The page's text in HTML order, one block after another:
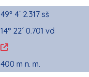
49° 4´ 2.317 sš
14° 22´ 0.701 vd
400 m n. m.